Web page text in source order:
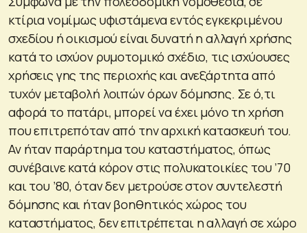
κτίρια νομίμως υφιστάμενα εντός εγκεκριμένου
σχεδίου ή οικισμού είναι δυνατή η αλλαγή χρήσης
κατά το ισχύον ρυμοτομικό σχέδιο, τις ισχύουσες
χρήσεις γης της περιοχής και ανεξάρτητα από
τυχόν μεταβολή λοιπών όρων δόμησης. Σε ό,τι
αφορά το πατάρι, μπορεί να έχει μόνο τη χρήση
που επιτρεπόταν από την αρχική κατασκευή του.
Αν ήταν παράρτημα του καταστήματος, όπως
συνέβαινε κατά κόρον στις πολυκατοικίες του ’70
και του ’80, όταν δεν μετρούσε στον συντελεστή
δόμησης και ήταν βοηθητικός χώρος του
καταστήματος, δεν επιτρέπεται η αλλαγή σε χώρο